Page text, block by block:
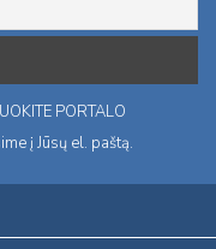
PORTALO
į Jūsų el. paštą.